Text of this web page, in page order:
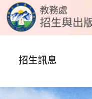
招生訊息